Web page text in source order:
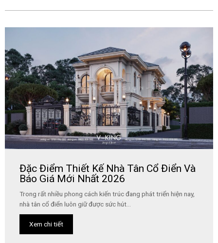
Đặc Điểm Thiết Kế Nhà Tân Cổ Điển Và
Báo Giá Mới Nhất 2026
Trong rất nhiều phong cách kiến trúc đang phát triển hiện nay,
nhà tân cổ điển luôn giữ được sức hút...
Xem chi tiết